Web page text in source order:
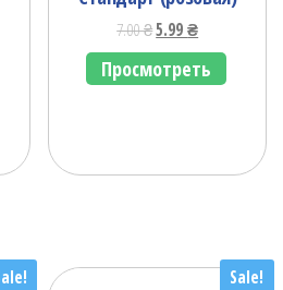
7.00₴5.99₴
Просмотреть
Sale!